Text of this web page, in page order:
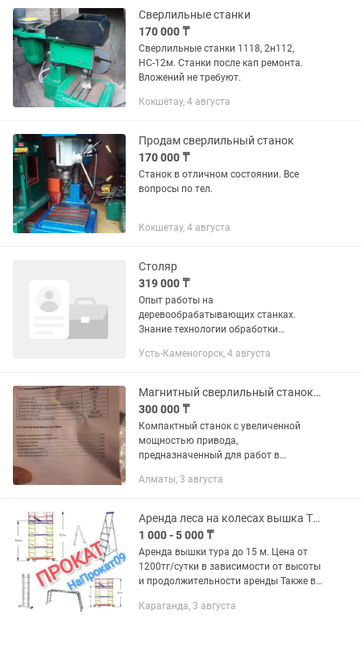
Сверлильные станки
170 000 ₸
Сверлильные станки 1118, 2н112,
НС-12м. Станки после кап ремонта.
Вложений не требуют.
Кокшетау, 4 августа
Продам сверлильный станок
170 000 ₸
Станок в отличном состоянии. Все
вопросы по тел.
Кокшетау, 4 августа
Столяр
319 000 ₸
Опыт работы на
деревообрабатывающих станках.
Знание технологии обработки
Умение читать чертежи и техническую
обслуживания...
Усть-Каменогорск, 4 августа
Магнитный сверлильный станок ONIX DM-45
300 000 ₸
Компактный станок с увеличенной
мощностью привода,
предназначенный для работ в
металлоконструкций. Позволяет
сверлами диаметром до 45 мм....
Алматы, 3 августа
Аренда леса на колесах вышка Тура прокат леса строительные прокат лестницы
1 000 - 5 000 ₸
Аренда вышки тура до 15 м. Цена от
1200тг/сутки в зависимости от высоты
и продолжительности аренды Также в
строительные инструменты и
Караганда, 3 августа